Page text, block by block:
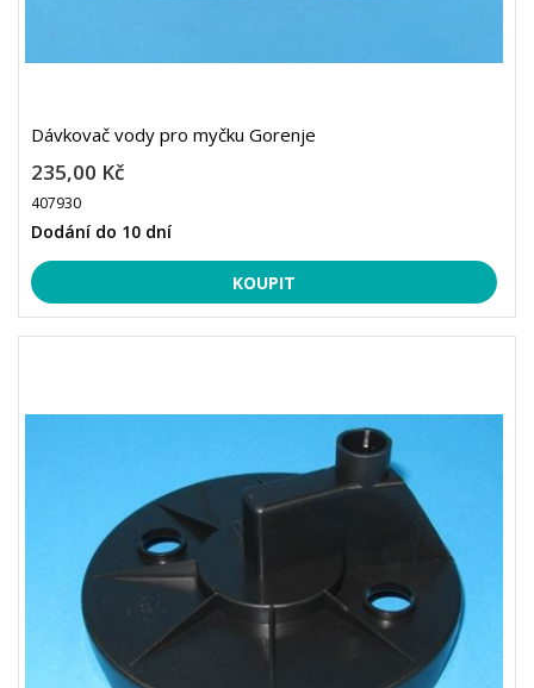
Dávkovač vody pro myčku Gorenje
235,00 Kč
407930
Dodání do 10 dní